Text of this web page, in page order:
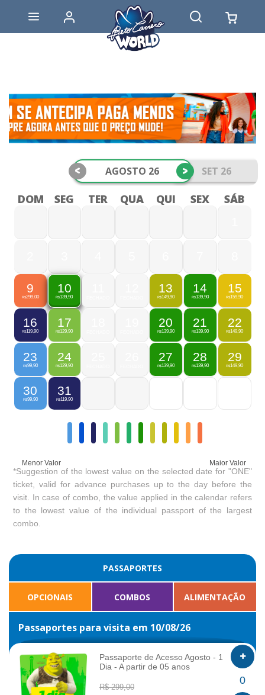
AGOSTO 26 SET 26
< >
DOM SEG TER QUA QUI SEX SÁB
9
R$299,00
10
R$139,90
13
R$149,90
14
R$139,90
15
R$159,90
16
R$119,90
17
R$129,90
20
R$139,90
21
R$139,90
22
R$149,90
23
R$99,90
24
R$129,90
27
R$139,90
28
R$139,90
29
R$149,90
30
R$99,90
31
R$119,90
Menor Valor Maior Valor
*Suggestion of the lowest value on the selected date for "ONE"
ticket, valid for advance purchases up to the day before the
visit. In case of combo, the value applied in the calendar refers
to the lowest value of the individual passport of the largest
combo.
PASSAPORTES
OPCIONAIS COMBOS ALIMENTAÇÃO
Passaportes para visita em 10/08/26
INFO
Passaporte de Acesso Agosto - 1
Dia - A partir de 05 anos
R$ 299,00
0